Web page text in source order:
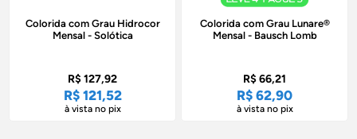
Colorida com Grau Hidrocor
Mensal - Solótica
R$ 127,92
R$ 121,52
à vista no pix
Colorida com Grau Lunare®
Mensal - Bausch Lomb
R$ 66,21
R$ 62,90
à vista no pix